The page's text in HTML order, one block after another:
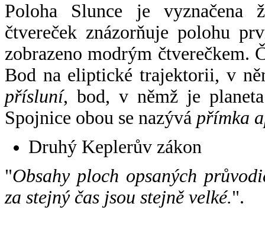
Poloha Slunce je vyznačena
čtvereček znázorňuje polohu
zobrazeno modrým čtverečkem.
Bod na eliptické trajektorii, v
přísluní, bod, v němž je
Spojnice obou se nazývá přímka
Druhý Keplerův zákon
"Obsahy ploch opsaných
za stejný čas jsou stejně velké.".